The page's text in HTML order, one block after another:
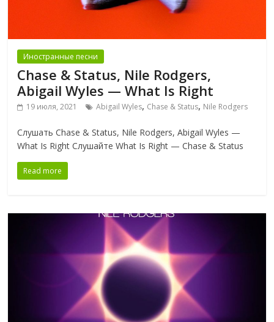
Иностранные песни
Chase & Status, Nile Rodgers,
Abigail Wyles — What Is Right
19 июля, 2021 Abigail Wyles, Chase & Status, Nile Rodgers
Слушать Chase & Status, Nile Rodgers, Abigail Wyles —
What Is Right Слушайте What Is Right — Chase & Status
Read more